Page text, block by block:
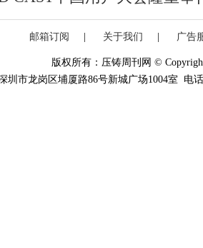
邮箱订阅 关于我们 广告
版权所有：压铸周刊网 ©
圳市龙岗区埔厦路86号新城广场1004室 电